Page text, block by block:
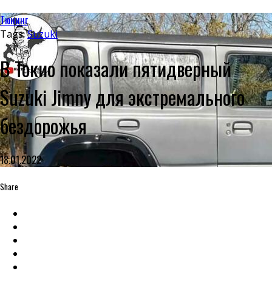
Тюнинг
Tags:Suzuki
В Токио показали пятидверный
Suzuki Jimny для экстремального
бездорожья
18.01.2022
Share